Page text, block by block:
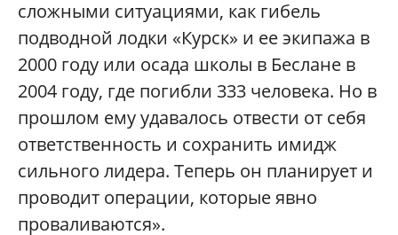
сложными ситуациями, как гибель
подводной лодки «Курск» и ее экипажа в
2000 году или осада школы в Беслане в
2004 году, где погибли 333 человека. Но в
прошлом ему удавалось отвести от себя
ответственность и сохранить имидж
сильного лидера. Теперь он планирует и
проводит операции, которые явно
проваливаются».